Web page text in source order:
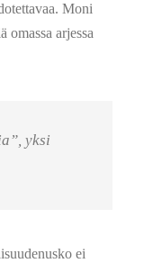
Moni
omassa arjessa
yksi
ei